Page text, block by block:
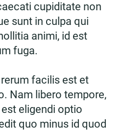
cupiditate non
sunt in culpa qui
animi, id est
fuga.
facilis est et
Nam libero tempore,
eligendi optio
quo minus id quod